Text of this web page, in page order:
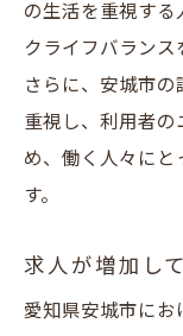
地元で始め
魅力
安城市
訪問介
安城市
訪問介
の生活を重視する
クライフバランス
さらに、安城市
重視し、利用者の
め、働く人々にと
す。
求人が増加し
愛知県安城市にお